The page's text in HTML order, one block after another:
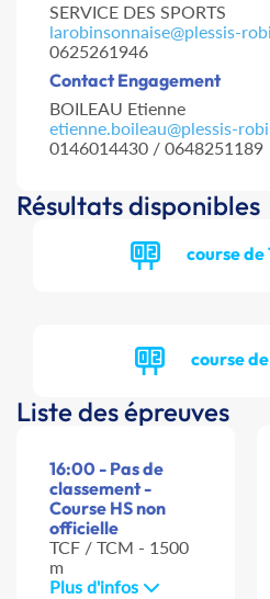
SERVICE DES SPORTS
larobinsonnaise@plessis-
0625261946
Contact Engagement
BOILEAU Etienne
etienne.boileau@plessis-
0146014430 / 0648251189
Résultats disponibles
course de
course
Liste des épreuves
16:00 - Pas de
classement -
Course HS non
officielle
TCF / TCM - 1500
m
Plus d'infos